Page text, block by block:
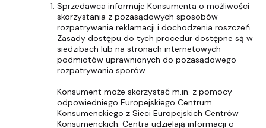
Sprzedawca informuje Konsumenta o możliwości
skorzystania z pozasądowych sposobów
rozpatrywania reklamacji i dochodzenia roszczeń.
Zasady dostępu do tych procedur dostępne są w
siedzibach lub na stronach internetowych
podmiotów uprawnionych do pozasądowego
rozpatrywania sporów.
Konsument może skorzystać m.in. z pomocy
odpowiedniego Europejskiego Centrum
Konsumenckiego z Sieci Europejskich Centrów
Konsumenckich. Centra udzielają informacji o